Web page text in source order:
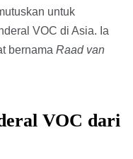
untuk
VOC di Asia. Ia
bernama Raad van
VOC dari